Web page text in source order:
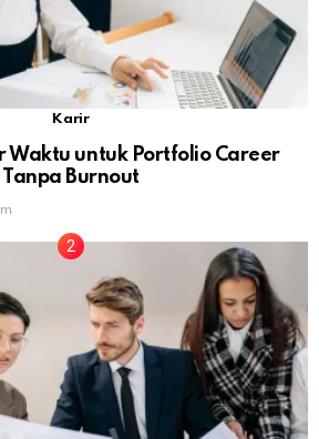
Karir
Waktu untuk Portfolio Career
Tanpa Burnout